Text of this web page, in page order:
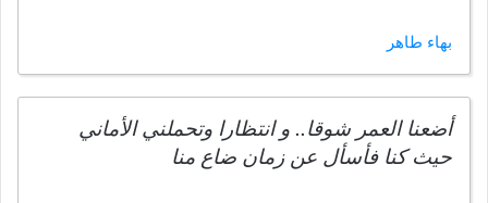
بهاء طاهر
أضعنا العمر شوقا.. و انتظارا وتحملني الأماني
حيث كنا فأسأل عن زمان ضاع منا